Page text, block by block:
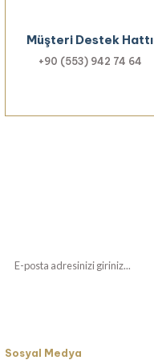
Müşteri Destek Hattı
+90 (553) 942 74 64
Sosyal Medya